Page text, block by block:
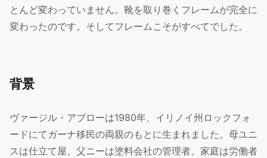
とんど変わっていません。靴を取り巻くフレームが完全に
変わったのです。そしてフレームこそがすべてでした。
背景
ヴァージル・アブローは1980年、イリノイ州ロックフォ
ードにてガーナ移民の両親のもとに生まれました。母ユニ
スは仕立て屋、父ニーは塗料会社の管理者。家庭は労働者